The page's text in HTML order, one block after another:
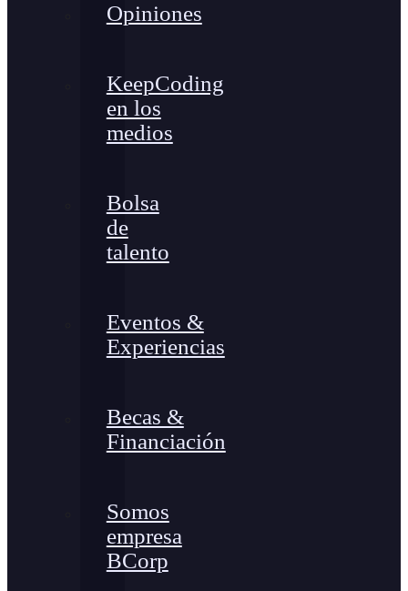
Opiniones
KeepCoding
en los
medios
Bolsa
de
talento
Eventos &
Experiencias
Becas &
Financiación
Somos
empresa
BCorp